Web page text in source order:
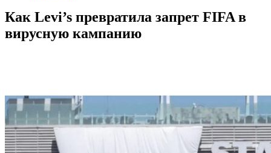
Как Levi’s превратила запрет FIFA в
вирусную кампанию